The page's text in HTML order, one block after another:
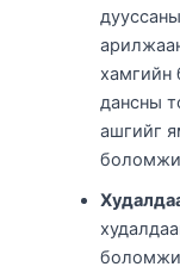
хамгийн
дансны
ашгийг